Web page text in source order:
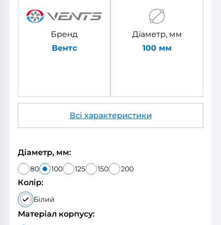
Бренд
Вентс
Діаметр, мм
100 мм
Всі характеристики
Діаметр, мм:
80 100 125 150 200
Колір:
Білий
Матеріал корпусу: